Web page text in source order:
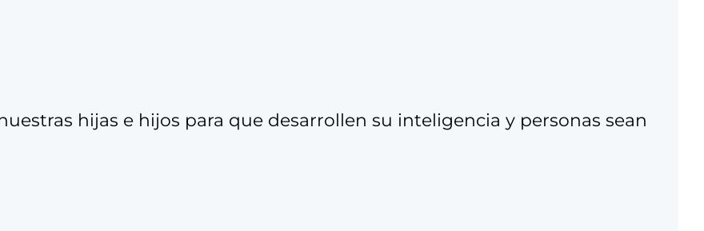
hijas e hijos para que desarrollen su inteligencia y personas sean